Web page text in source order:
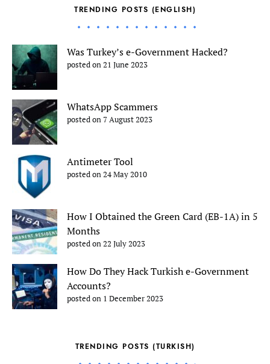
TRENDING POSTS (ENGLISH)
Was Turkey’s e-Government Hacked?
posted on 21 June 2023
WhatsApp Scammers
posted on 7 August 2023
Antimeter Tool
posted on 24 May 2010
How I Obtained the Green Card (EB-1A) in 5
Months
posted on 22 July 2023
How Do They Hack Turkish e-Government
Accounts?
posted on 1 December 2023
TRENDING POSTS (TURKISH)